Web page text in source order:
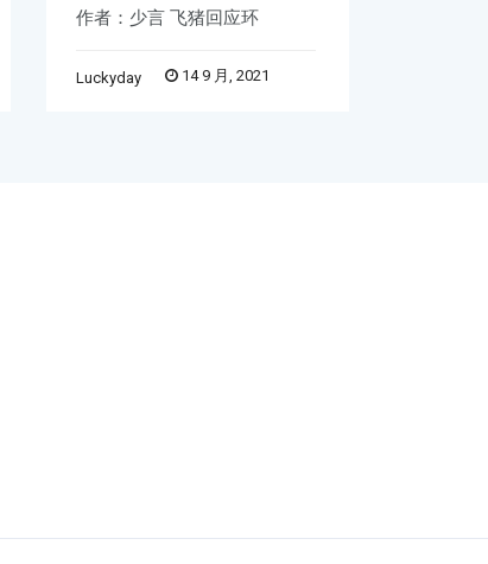
作者：少言 飞猪回应环
Luckyday 14 9 月, 2021